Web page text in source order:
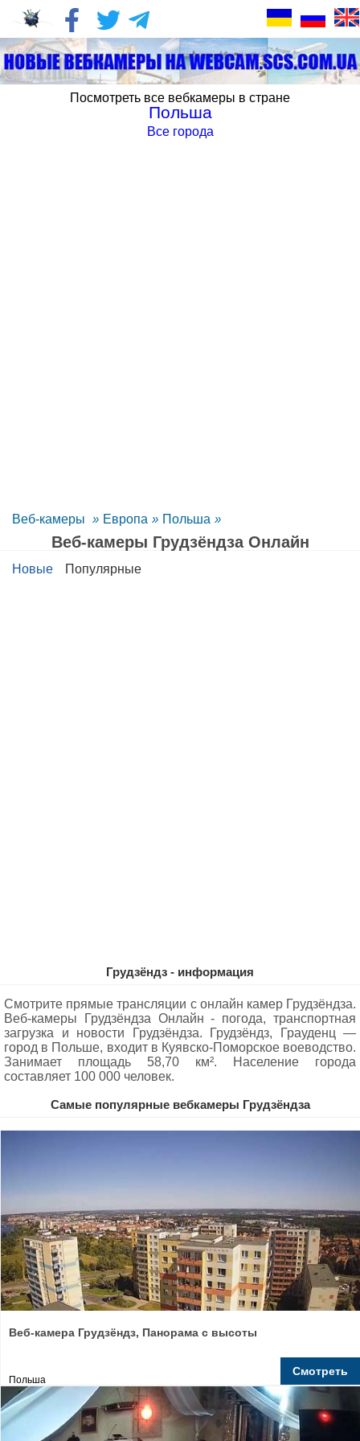
Посмотреть все вебкамеры в стране
Польша
Все города
Веб-камеры » Европа » Польша »
Веб-камеры Грудзёндза Oнлайн
Новые Популярные
Грудзёндз - информация
Смотрите прямые трансляции с онлайн камер Грудзёндза.
Веб-камеры Грудзёндза Oнлайн - погода, транспортная
загрузка и новости Грудзёндза. Грудзёндз, Грауденц —
город в Польше, входит в Куявско-Поморское воеводство.
Занимает площадь 58,70 км². Население города
составляет 100 000 человек.
Самые популярные вебкамеры Грудзёндза
Веб-камера Грудзёндз, Панорама с высоты
Польша
Смотреть